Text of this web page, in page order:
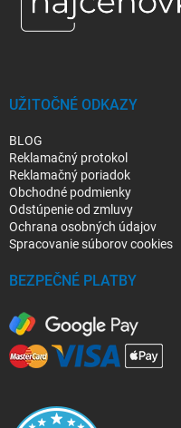
UŽITOČNÉ ODKAZY
BLOG
Reklamačný protokol
Reklamačný poriadok
Obchodné podmienky
Odstúpenie od zmluvy
Ochrana osobných údajov
Spracovanie súborov cookies
BEZPEČNÉ PLATBY